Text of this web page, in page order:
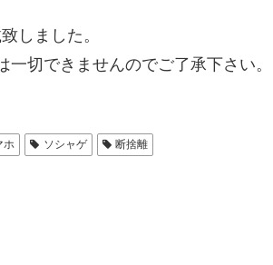
しました。
切できませんのでご了承下さい。
ホ ソシャゲ 断捨離